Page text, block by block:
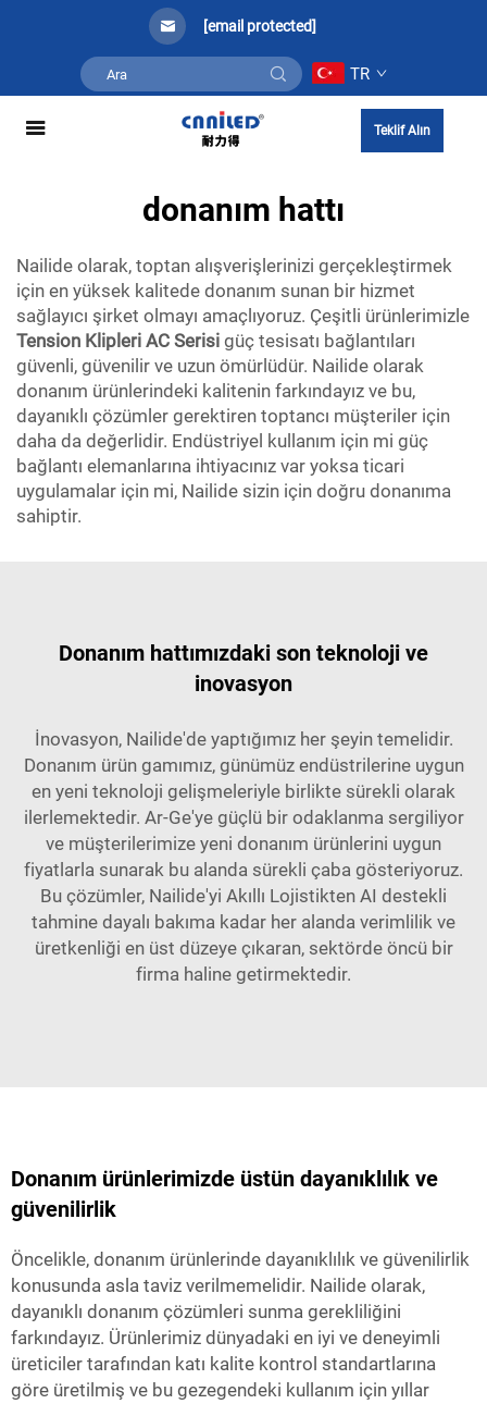
[email protected]
TR
Teklif Alın
donanım hattı
Nailide olarak, toptan alışverişlerinizi gerçekleştirmek
için en yüksek kalitede donanım sunan bir hizmet
sağlayıcı şirket olmayı amaçlıyoruz. Çeşitli ürünlerimizle
Tension Klipleri AC Serisi güç tesisatı bağlantıları
güvenli, güvenilir ve uzun ömürlüdür. Nailide olarak
donanım ürünlerindeki kalitenin farkındayız ve bu,
dayanıklı çözümler gerektiren toptancı müşteriler için
daha da değerlidir. Endüstriyel kullanım için mi güç
bağlantı elemanlarına ihtiyacınız var yoksa ticari
uygulamalar için mi, Nailide sizin için doğru donanıma
sahiptir.
Donanım hattımızdaki son teknoloji ve
inovasyon
İnovasyon, Nailide'de yaptığımız her şeyin temelidir.
Donanım ürün gamımız, günümüz endüstrilerine uygun
en yeni teknoloji gelişmeleriyle birlikte sürekli olarak
ilerlemektedir. Ar-Ge'ye güçlü bir odaklanma sergiliyor
ve müşterilerimize yeni donanım ürünlerini uygun
fiyatlarla sunarak bu alanda sürekli çaba gösteriyoruz.
Bu çözümler, Nailide'yi Akıllı Lojistikten AI destekli
tahmine dayalı bakıma kadar her alanda verimlilik ve
üretkenliği en üst düzeye çıkaran, sektörde öncü bir
firma haline getirmektedir.
Donanım ürünlerimizde üstün dayanıklılık ve
güvenilirlik
Öncelikle, donanım ürünlerinde dayanıklılık ve güvenilirlik
konusunda asla taviz verilmemelidir. Nailide olarak,
dayanıklı donanım çözümleri sunma gerekliliğini
farkındayız. Ürünlerimiz dünyadaki en iyi ve deneyimli
üreticiler tarafından katı kalite kontrol standartlarına
göre üretilmiş ve bu gezegendeki kullanım için yıllar